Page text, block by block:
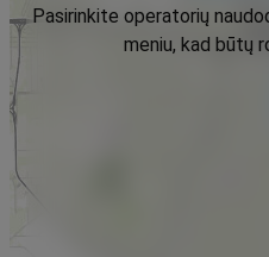
Pasirinkite operatorių
meniu, kad būtų